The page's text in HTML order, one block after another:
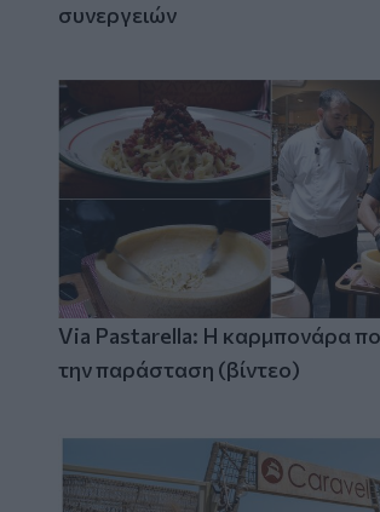
συνεργειών
Via Pastarella: Η καρμπονάρα
την παράσταση (βίντεο)